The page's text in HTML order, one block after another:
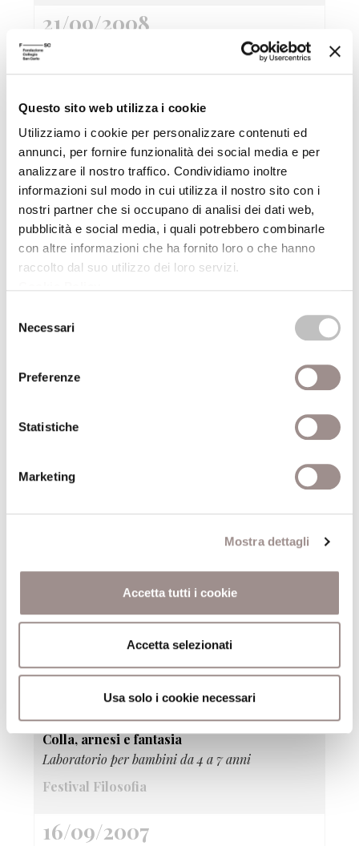
Questo sito web utilizza i cookie
Utilizziamo i cookie per personalizzare contenuti ed
annunci, per fornire funzionalità dei social media e per
analizzare il nostro traffico. Condividiamo inoltre
informazioni sul modo in cui utilizza il nostro sito con i
nostri partner che si occupano di analisi dei dati web,
pubblicità e social media, i quali potrebbero combinarle
con altre informazioni che ha fornito loro o che hanno
raccolto dal suo utilizzo dei loro servizi.
delNecessari
Preferenze
Statistiche
Marketing
Mostra dettagli
Accetta tutti i cookie
Accetta selezionati
Usa solo i cookie necessari
21/09/2008
21/09/2008
Fantasylandia
Caccia al tesoro on lineGiochi virtuali, viaggi
premio reali
Festival Filosofia
Giovan Battista Piranesi Visioni di carceri e
Recital
Visioni del sapere
(Gran Bretagna, 1993, 75')
Festival Filosofia
16/09/2007
Colla, arnesi e fantasia
Laboratorio per bambini da 4 a 7 anni
Festival Filosofia
16/09/2007